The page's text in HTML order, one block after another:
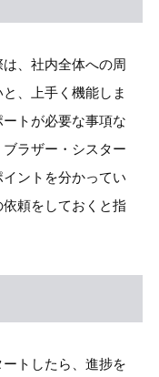
、社内全体への周
、上手く機能しま
トが必要な事項な
ラザー・シスター
ントを分かってい
頼をしておくと指
トしたら、進捗を